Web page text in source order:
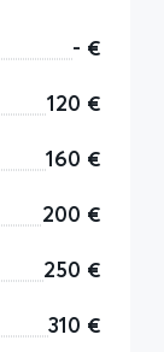
- €
120 €
160 €
200 €
250 €
310 €